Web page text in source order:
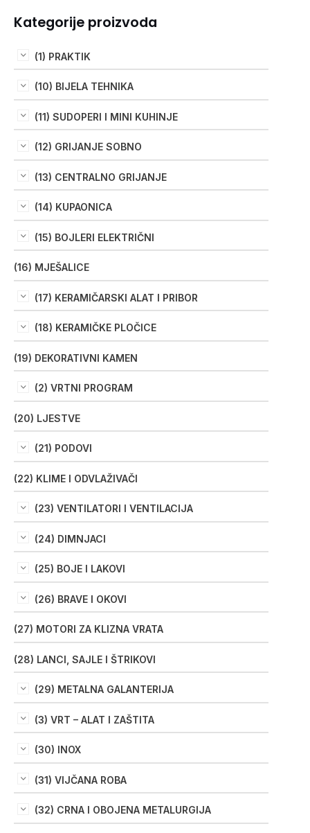
Kategorije proizvoda
(1) PRAKTIK
(10) BIJELA TEHNIKA
(11) SUDOPERI I MINI KUHINJE
(12) GRIJANJE SOBNO
(13) CENTRALNO GRIJANJE
(14) KUPAONICA
(15) BOJLERI ELEKTRIČNI
(16) MJEŠALICE
(17) KERAMIČARSKI ALAT I PRIBOR
(18) KERAMIČKE PLOČICE
(19) DEKORATIVNI KAMEN
(2) VRTNI PROGRAM
(20) LJESTVE
(21) PODOVI
(22) KLIME I ODVLAŽIVAČI
(23) VENTILATORI I VENTILACIJA
(24) DIMNJACI
(25) BOJE I LAKOVI
(26) BRAVE I OKOVI
(27) MOTORI ZA KLIZNA VRATA
(28) LANCI, SAJLE I ŠTRIKOVI
(29) METALNA GALANTERIJA
(3) VRT – ALAT I ZAŠTITA
(30) INOX
(31) VIJČANA ROBA
(32) CRNA I OBOJENA METALURGIJA